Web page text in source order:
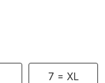
7 = XL